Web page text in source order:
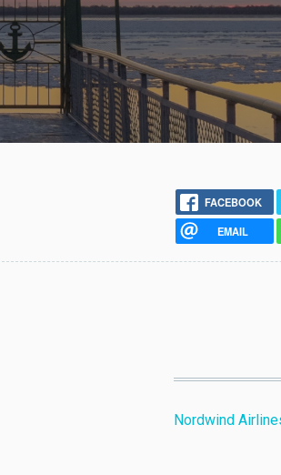
FACEBOOK
EMAIL
Nordwind